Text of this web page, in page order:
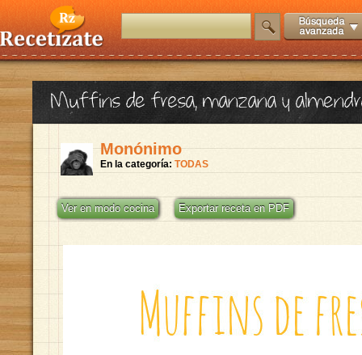
Muffins de fresa, manzana y
Monónimo
En la categoría: TODAS
Ver en modo cocina Exportar receta en PDF